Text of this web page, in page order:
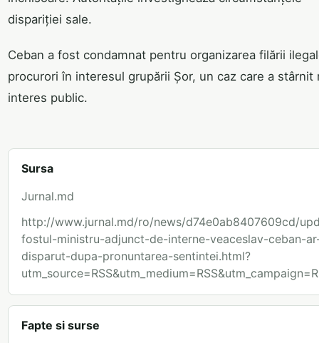
dispariției sale.
Ceban a fost condamnat pentru organizarea filării
procurori în interesul grupării Șor, un caz care a stârnit
interes public.
Sursa
Jurnal.md
http://www.jurnal.md/ro/news/d74e0ab8407609cd/
fostul-ministru-adjunct-de-interne-veaceslav-ceban-
disparut-dupa-pronuntarea-sentintei.html?
Fapte si surse